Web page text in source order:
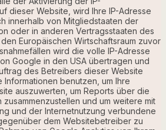
dieser Website, wird Ihre IP-Adresse
innerhalb von Mitgliedstaaten der
oder in anderen Vertragsstaaten des
Europäischen Wirtschaftsraum zuvor
wird die volle IP-Adresse
Google in den USA übertragen und
des Betreibers dieser Website
benutzen, um Ihre
auszuwerten, um Reports über die
zusammenzustellen und um weitere mit
und der Internetnutzung verbundene
dem Websitebetreiber zu